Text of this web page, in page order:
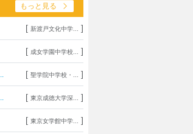
もっと見る
[ 新渡戸文化中学... ]
[ 成女学園中学校... ]
[ 聖学院中学校・... ]
[ 東京成徳大学深... ]
[ 東京女学館中学... ]